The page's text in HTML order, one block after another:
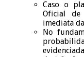
Caso o
Oficial de
imediata
No